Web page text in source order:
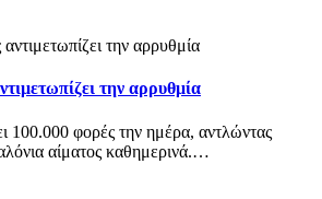
την αρρυθμία
100.000 φορές την ημέρα, αντλώντας
αίματος καθημερινά.…